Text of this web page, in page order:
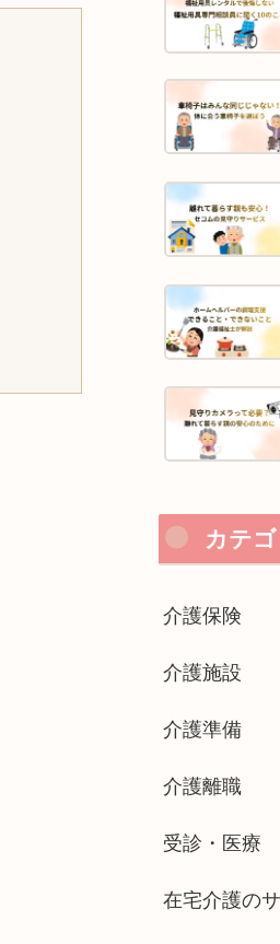
カテ
介護保険
介護施設
介護準備
介護離職
受診・医療
在宅介護の